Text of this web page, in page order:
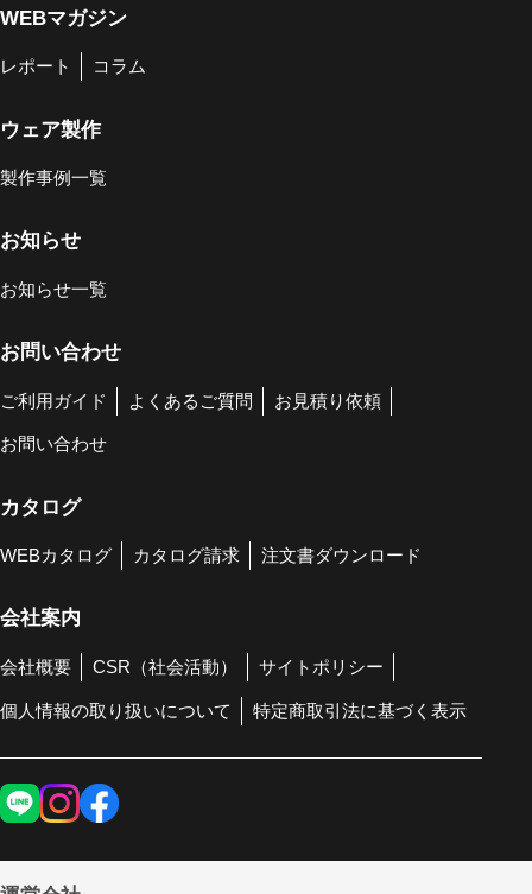
WEBマガジン
レポート コラム
ウェア製作
製作事例一覧
お知らせ
お知らせ一覧
お問い合わせ
ご利用ガイド よくあるご質問 お見積り依頼
お問い合わせ
カタログ
WEBカタログ カタログ請求 注文書ダウンロード
会社案内
会社概要 CSR（社会活動） サイトポリシー
個人情報の取り扱いについて 特定商取引法に基づく表示